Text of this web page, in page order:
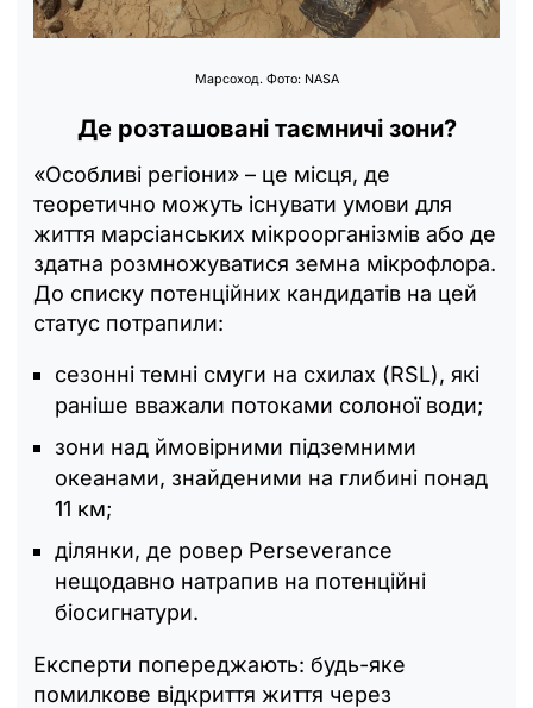
Марсоход. Фото: NASA
Де розташовані таємничі зони?
«Особливі регіони» – це місця, де
теоретично можуть існувати умови для
життя марсіанських мікроорганізмів або де
здатна розмножуватися земна мікрофлора.
До списку потенційних кандидатів на цей
статус потрапили:
сезонні темні смуги на схилах (RSL), які
раніше вважали потоками солоної води;
зони над ймовірними підземними
океанами, знайденими на глибині понад
11 км;
ділянки, де ровер Perseverance
нещодавно натрапив на потенційні
біосигнатури.
Експерти попереджають: будь-яке
помилкове відкриття життя через